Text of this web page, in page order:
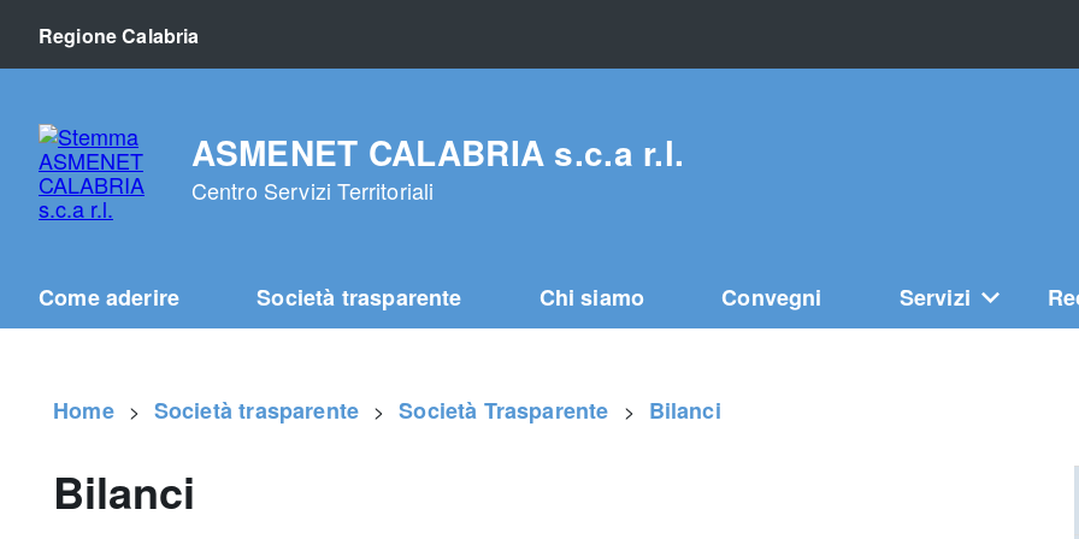
Regione Calabria
ASMENET CALABRIA s.c.a r.l.
Centro Servizi Territoriali
Come aderire Società trasparente Chi siamo Convegni Servizi
Home Società trasparente Società Trasparente Bilanci
Bilanci